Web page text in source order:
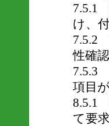
7.5.1
け、
7.5.2
性確
7.5.3
項目
8.5.1
て要求